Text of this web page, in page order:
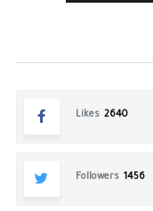
Likes 2640
Followers 1456